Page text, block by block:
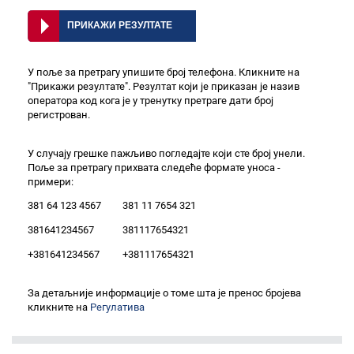
У поље за претрагу упишите број телефона. Кликните на
"Прикажи резултате". Резултат који је приказан је назив
оператора код кога је у тренутку претраге дати број
регистрован.
У случају грешке пажљиво погледајте који сте број унели.
Поље за претрагу прихвата следеће формате уноса -
примери:
381 64 123 4567 381 11 7654 321
381641234567 381117654321
+381641234567 +381117654321
За детаљније информације о томе шта је пренос бројева
кликните на Регулатива